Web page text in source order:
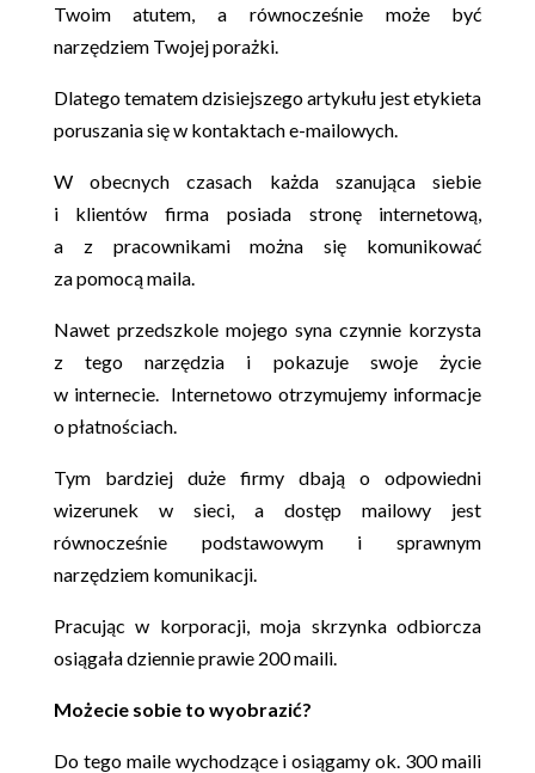
Twoim atutem, a równocześnie może być
narzędziem Twojej porażki.
Dlatego tematem dzisiejszego artykułu jest etykieta
poruszania się w kontaktach e-mailowych.
W obecnych czasach każda szanująca siebie
i klientów firma posiada stronę internetową,
a z pracownikami można się komunikować
za pomocą maila.
Nawet przedszkole mojego syna czynnie korzysta
z tego narzędzia i pokazuje swoje życie
w internecie. Internetowo otrzymujemy informacje
o płatnościach.
Tym bardziej duże firmy dbają o odpowiedni
wizerunek w sieci, a dostęp mailowy jest
równocześnie podstawowym i sprawnym
narzędziem komunikacji.
Pracując w korporacji, moja skrzynka odbiorcza
osiągała dziennie prawie 200 maili.
Możecie sobie to wyobrazić?
Do tego maile wychodzące i osiągamy ok. 300 maili